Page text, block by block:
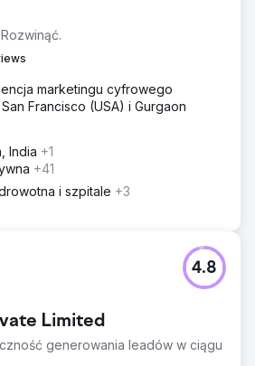
marketingu cyfrowego
Francisco (USA) i Gurgaon
India +1
+41
i szpitale +3
Limited
generowania leadów w ciągu
4.8